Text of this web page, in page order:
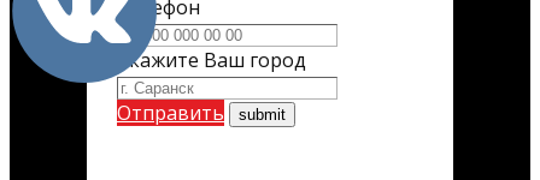
Телефон
Укажите Ваш город
Отправить